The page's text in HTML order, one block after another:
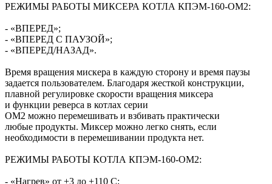
РЕЖИМЫ РАБОТЫ МИКСЕРА КОТЛА КПЭМ-160-ОМ2:
- «ВПЕРЕД»;
- «ВПЕРЕД С ПАУЗОЙ»;
- «ВПЕРЕД/НАЗАД».
Время вращения мискера в каждую сторону и время паузы
задается пользователем. Благодаря жесткой конструкции,
плавной регулировке скорости вращения миксера
и функции реверса в котлах серии
ОМ2 можно перемешивать и взбивать практически
любые продукты. Миксер можно легко снять, если
необходимости в перемешивании продукта нет.
РЕЖИМЫ РАБОТЫ КОТЛА КПЭМ-160-ОМ2:
- «Нагрев» от +3 до +110 С;